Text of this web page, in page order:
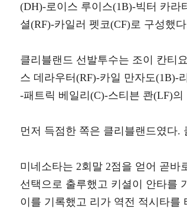
(DH)-로이스 루이스(1B)-빅터 카라
셜(RF)-카일러 펫코(CF)로 구성했
클리블랜드 선발투수는 조이 칸티
스 데라우터(RF)-카일 만자도(1B)-
-패트릭 베일리(C)-스티븐 콴(LF)
먼저 득점한 쪽은 클리블랜드였다.
미네소타는 2회말 2점을 얻어 곧
선택으로 출루했고 키셜이 안타를
이를 기록했고 리가 역전 적시타를